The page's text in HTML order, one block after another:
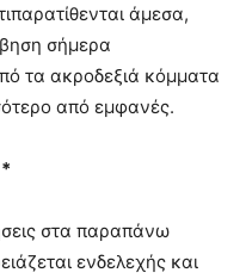
άμεσα,
σήμερα
τα ακροδεξιά κόμματα
από εμφανές.
στα παραπάνω
ενδελεχής και